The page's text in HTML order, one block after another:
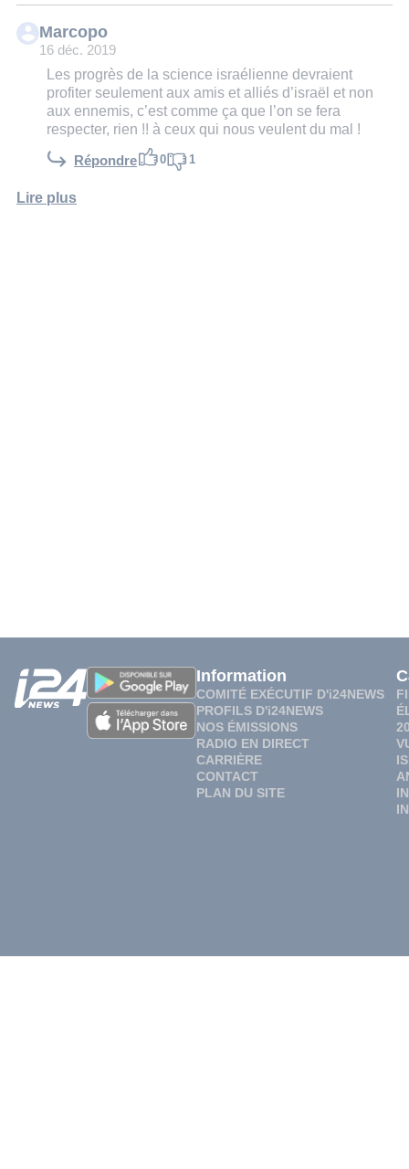
Marcopo
16 déc. 2019
Les progrès de la science israélienne devraient
profiter seulement aux amis et alliés d’israël et non
aux ennemis, c’est comme ça que l’on se fera
respecter, rien !! à ceux qui nous veulent du mal !
Répondre 0 1
Lire plus
Information
COMITÉ EXÉCUTIF D'i24NEWS
PROFILS D'i24NEWS
NOS ÉMISSIONS
RADIO EN DIRECT
CARRIÈRE
CONTACT
PLAN DU SITE